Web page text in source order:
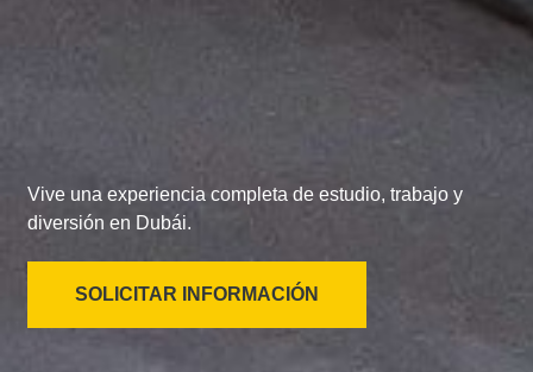
Vive una experiencia completa de estudio, trabajo y
diversión en Dubái.
SOLICITAR INFORMACIÓN